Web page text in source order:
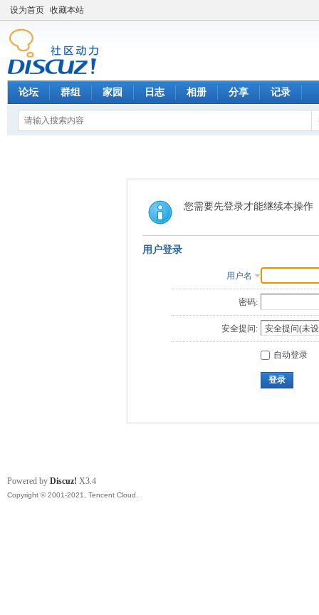
设为首页 收藏本站
论坛 群组 家园 日志 相册 分享 记录
您需要先登录才能继续本操作
用户登录
用户名
密码:
安全提问:
自动登录
登录
Powered by Discuz! X3.4
Copyright © 2001-2021, Tencent Cloud.